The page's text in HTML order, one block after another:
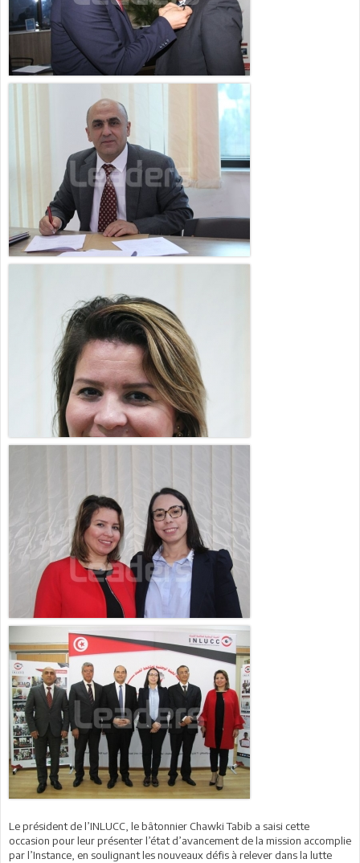
Le président de l’INLUCC, le bâtonnier Chawki Tabib a saisi cette
occasion pour leur présenter l’état d’avancement de la mission accomplie
par l’Instance, en soulignant les nouveaux défis à relever dans la lutte